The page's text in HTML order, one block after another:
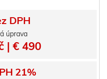
DPH
úprava
| € 490
21%